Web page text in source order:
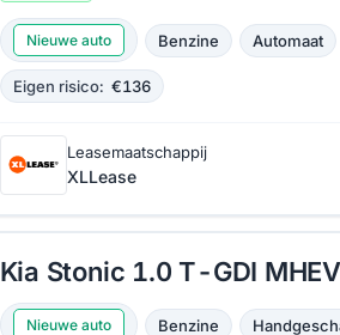
Nieuwe auto Benzine Automaat
Eigen risico: €136
Leasemaatschappij
XLLease
Kia Stonic 1.0 T-GDI
Nieuwe auto Benzine